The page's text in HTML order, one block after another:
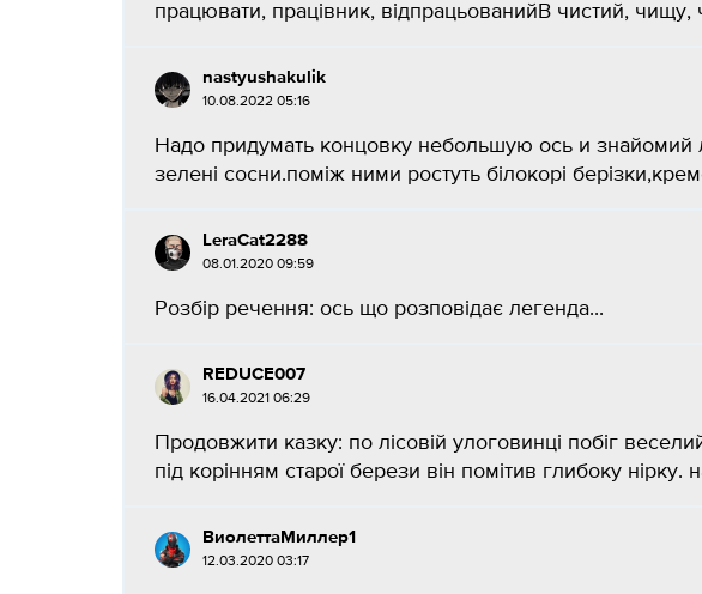
працювати, працівник, відпрацьованийВ чистий, чищу,
nastyushakulik
10.08.2022 05:16
Надо придумать концовку небольшую ось и знайомий
зелені сосни.поміж ними ростуть білокорі
LeraCat2288
08.01.2020 09:59
Розбір речення: ось що розповідає легенда...
REDUCE007
16.04.2021 06:29
Продовжити казку: по лісовій улоговинці побіг
під корінням старої берези він помітив глибоку нірку.
ВиолеттаМиллер1
12.03.2020 03:17